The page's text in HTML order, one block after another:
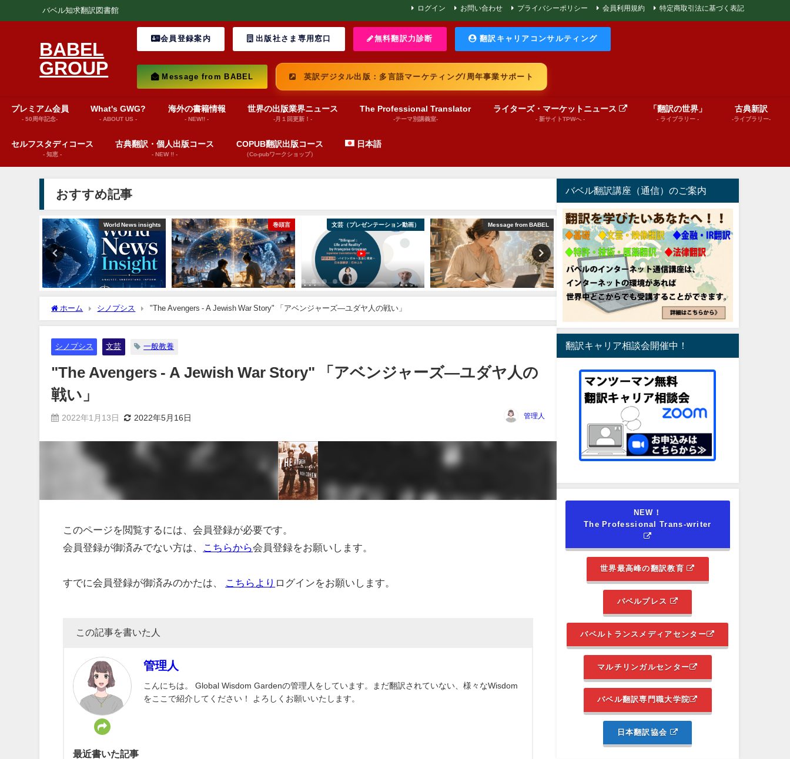
バベル知求翻訳図書館 ログイン お問い合わせ プライバシーポリシー 会員利用規約 特定商取引法に基づく表記
BABEL
GROUP
会員登録案内 出版社さま専用窓口 無料翻訳力診断 翻訳キャリアコンサルティング
Message from BABEL 英訳デジタル出版：多言語マーケティング/周年事業サポート
プレミアム会員
- 50周年記念-
What's GWG?
- ABOUT US -
海外の書籍情報
- NEW!! -
世界の出版業界ニュース
-月１回更新！-
The Professional Translator
-テーマ別講義室-
ライターズ・マーケットニュース
- 新サイトTPWへ -
「翻訳の世界」
- ライブラリー -
古典新訳
-ライブラリー-
セルフスタディコース
- 知恵 -
古典翻訳・個人出版コース
- NEW !! -
COPUB翻訳出版コース
（Co-pubワークショップ）
日本語
おすすめ記事
巻頭言 文芸（プレゼンテーション動画） Message from BABEL 巻頭言 絵本（プレゼンテーション動画） 文芸（プレゼンテーショ
ホーム シノプシス "The Avengers - A Jewish War Story" 「アベンジャーズ―ユダヤ人の戦い」
シノプシス 文芸 一般教養
"The Avengers - A Jewish War Story" 「アベンジャーズ―ユダヤ人の
戦い」
2022年1月13日 2022年5月16日 管理人
このページを閲覧するには、会員登録が必要です。
会員登録が御済みでない方は、
こちらから会員登録をお願いします。
すでに会員登録が御済みのかたは、 こちらより ログインをお願いします。
この記事を書いた人
管理人
こんにちは。 Global Wisdom Gardenの管理人をしています。まだ翻訳されていない、様々なWisdom
をここで紹介してください！ よろしくお願いいたします。
最近書いた記事
バベル翻訳講座（通信）のご案内
翻訳キャリア相談会開催中！
NEW！
The Professional Trans-writer
世界最高峰の翻訳教育
バベルプレス
バベルトランスメディアセンター
マルチリンガルセンター
バベル翻訳専門職大学院
日本翻訳協会